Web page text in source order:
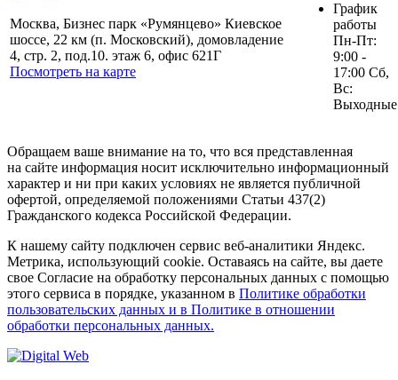
Москва, Бизнес парк «Румянцево» Киевское
шоссе, 22 км (п. Московский), домовладение
4, стр. 2, под.10. этаж 6, офис 621Г
Посмотреть на карте
График
работы
Пн-Пт:
9:00 -
17:00 Сб,
Вс:
Выходные
Обращаем ваше внимание на то, что вся представленная
на сайте информация носит исключительно информационный
характер и ни при каких условиях не является публичной
офертой, определяемой положениями Статьи 437(2)
Гражданского кодекса Российской Федерации.
К нашему сайту подключен сервис веб-аналитики Яндекс.
Метрика, использующий cookie. Оставаясь на сайте, вы даете
свое Согласие на обработку персональных данных с помощью
этого сервиса в порядке, указанном в Политике обработки
пользовательских данных и в Политике в отношении
обработки персональных данных.